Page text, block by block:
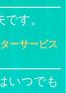
す。
ーサービス
いつでも